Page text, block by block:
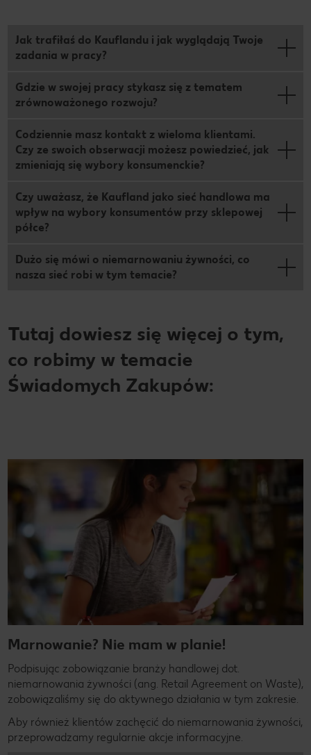
Jak trafiłaś do Kauflandu i jak wyglądają Twoje
zadania w pracy?
Gdzie w swojej pracy stykasz się z tematem
zrównoważonego rozwoju?
Codziennie masz kontakt z wieloma klientami.
Czy ze swoich obserwacji możesz powiedzieć, jak
zmieniają się wybory konsumenckie?
Czy uważasz, że Kaufland jako sieć handlowa ma
wpływ na wybory konsumentów przy sklepowej
półce?
Dużo się mówi o niemarnowaniu żywności, co
nasza sieć robi w tym temacie?
Tutaj dowiesz się więcej o tym,
co robimy w temacie
Świadomych Zakupów:
Marnowanie? Nie mam w planie!
Podpisując zobowiązanie branży handlowej dot.
niemarnowania żywności (ang. Retail Agreement on Waste),
zobowiązaliśmy się do aktywnego działania w tym zakresie.
Aby również klientów zachęcić do niemarnowania żywności,
przeprowadzamy regularnie akcje informacyjne.